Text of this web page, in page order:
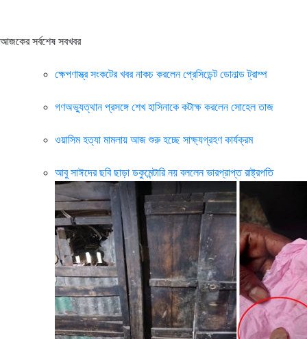
আজকের সর্বশেষ সবখবর
ক্ষেপণাস্ত্র সংকটের খবর নাকচ করলেন প্রেসিডেন্ট ডোনাল্ড ট্রাম্প
গণঅভ্যুত্থান প্রসঙ্গে শেখ হাসিনাকে কটাক্ষ করলেন সোহেল তাজ
ওয়াসিম হত্যা মামলায় আজ শুরু হচ্ছে সাক্ষ্যগ্রহণ কার্যক্রম
আবু সাঈদের ছবি ছাড়া ডকুমেন্টারি নয় বললেন ভারপ্রাপ্ত রাষ্ট্রপতি